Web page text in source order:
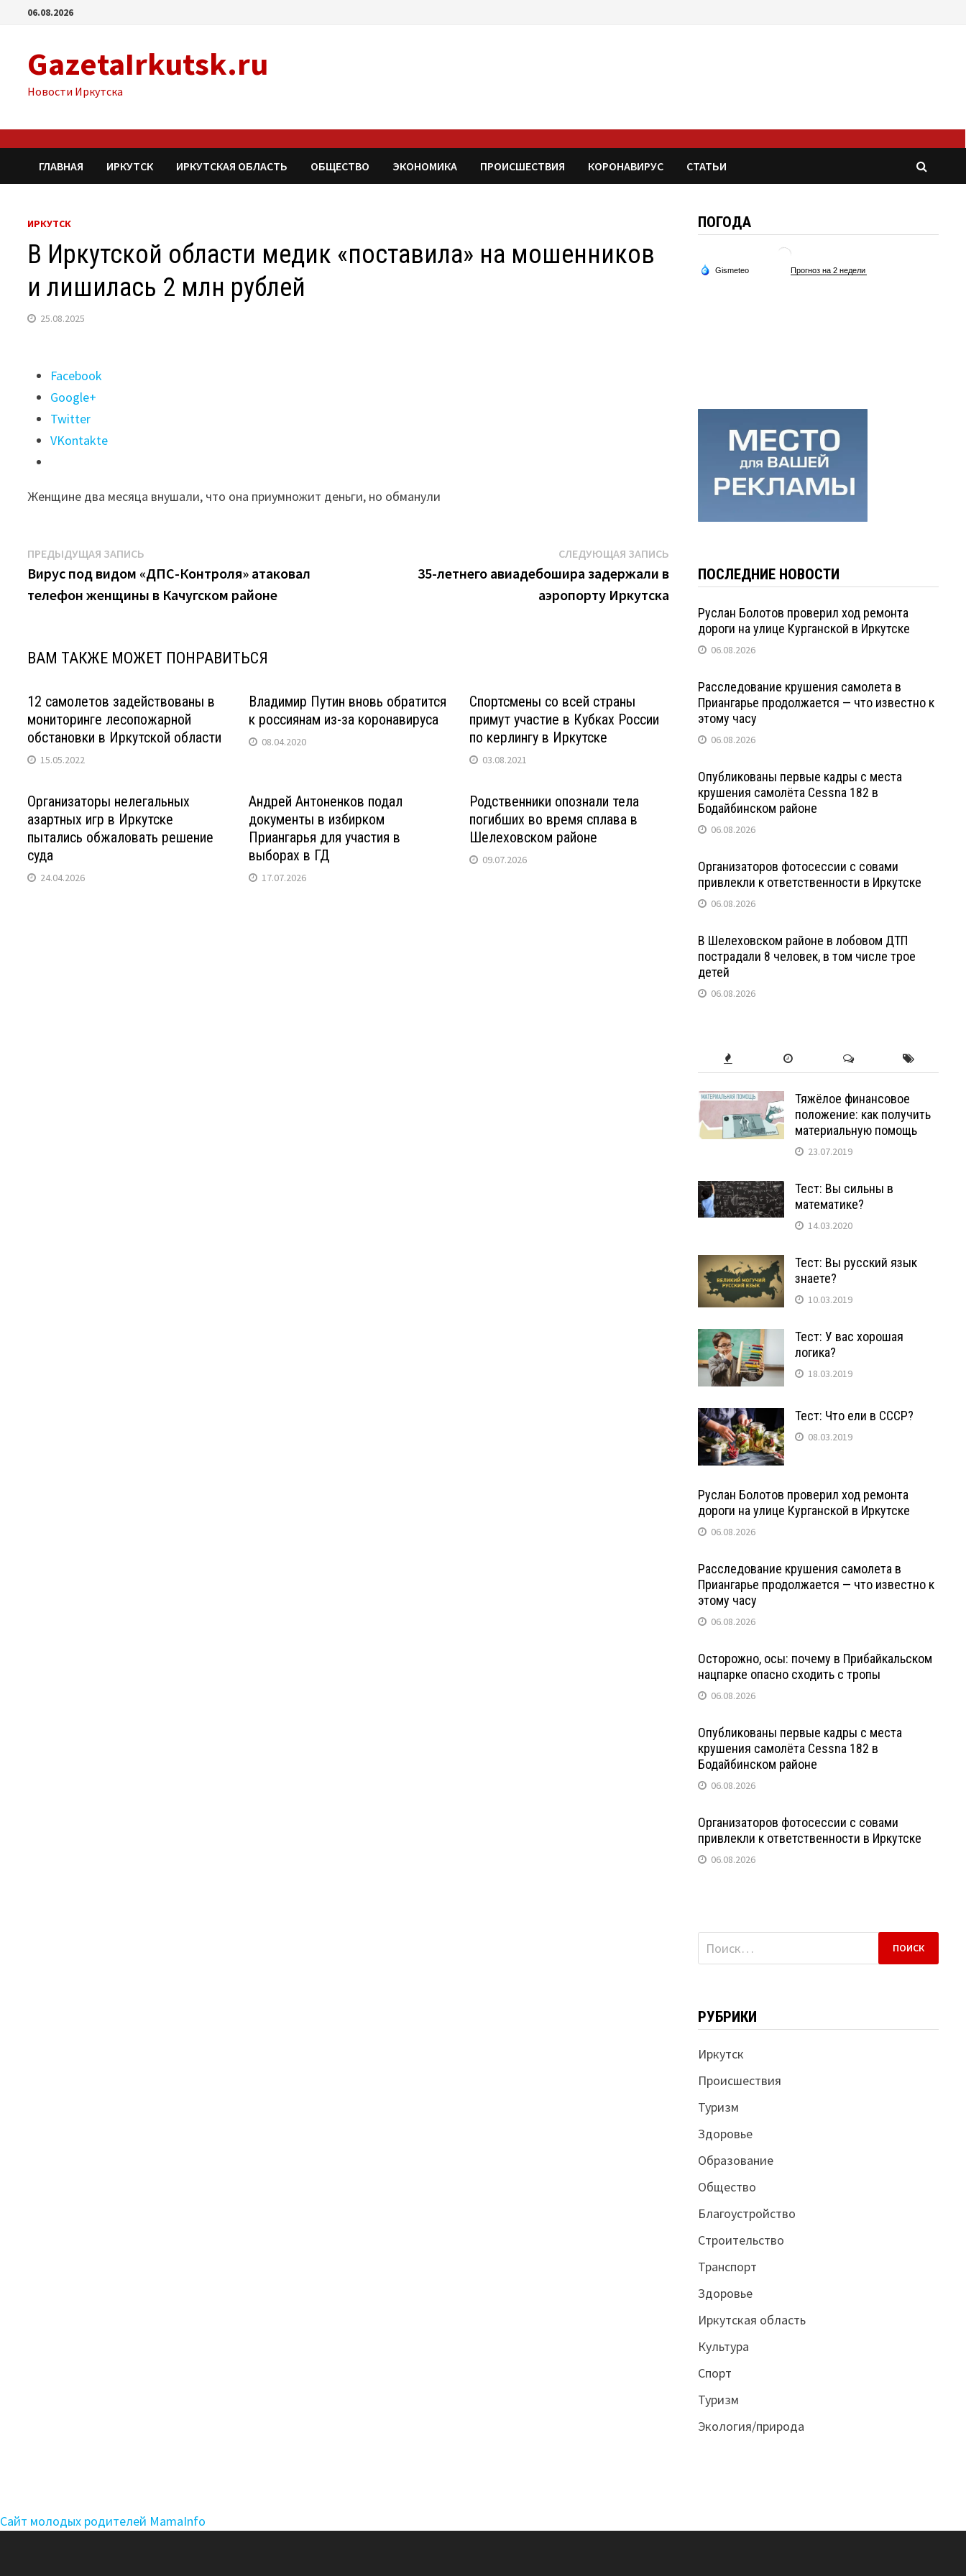
Перейти06.08.2026
GazetaIrkutsk.ru
Новости Иркутска
ГЛАВНАЯ ИРКУТСК ИРКУТСКАЯ ОБЛАСТЬ ОБЩЕСТВО ЭКОНОМИКА ПРОИСШЕСТВИЯ КОРОНАВИРУС СТАТЬИ
ИРКУТСК
В Иркутской области медик «поставила» на мошенников
и лишилась 2 млн рублей
25.08.2025
Поделиться
"В
Иркутской
области
медик
на
и
лишилась
2
Facebook
Google+
Twitter
VKontakte
Женщине два месяца внушали, что она приумножит деньги, но обманули
Навигация
по
записям
ПРЕДЫДУЩАЯ ЗАПИСЬ
запись:
Вирус под видом «ДПС-Контроля» атаковал
телефон женщины в Качугском районе
СЛЕДУЮЩАЯ ЗАПИСЬСледующая
запись:
35-летнего авиадебошира задержали в
аэропорту Иркутска
ВАМ ТАКЖЕ МОЖЕТ ПОНРАВИТЬСЯ
12 самолетов задействованы в
мониторинге лесопожарной
обстановки в Иркутской области
15.05.2022
Владимир Путин вновь обратится
к россиянам из-за коронавируса
08.04.2020
Спортсмены со всей страны
примут участие в Кубках России
по керлингу в Иркутске
03.08.2021
Организаторы нелегальных
азартных игр в Иркутске
пытались обжаловать решение
суда
24.04.2026
Андрей Антоненков подал
документы в избирком
Приангарья для участия в
выборах в ГД
17.07.2026
Родственники опознали тела
погибших во время сплава в
Шелеховском районе
09.07.2026
ПОГОДА
ПОСЛЕДНИЕ НОВОСТИ
Руслан Болотов проверил ход ремонта
дороги на улице Курганской в Иркутске
06.08.2026
Расследование крушения самолета в
Приангарье продолжается — что известно к
этому часу
06.08.2026
Опубликованы первые кадры с места
крушения самолёта Cessna 182 в
Бодайбинском районе
06.08.2026
Организаторов фотосессии с совами
привлекли к ответственности в Иркутске
06.08.2026
В Шелеховском районе в лобовом ДТП
пострадали 8 человек, в том числе трое
детей
06.08.2026
Тяжёлое финансовое
положение: как получить
материальную помощь
23.07.2019
Тест: Вы сильны в
математике?
14.03.2020
Тест: Вы русский язык
знаете?
10.03.2019
Тест: У вас хорошая
логика?
18.03.2019
Тест: Что ели в СССР?
08.03.2019
Руслан Болотов проверил ход ремонта
дороги на улице Курганской в Иркутске
06.08.2026
Расследование крушения самолета в
Приангарье продолжается — что известно к
этому часу
06.08.2026
Осторожно, осы: почему в Прибайкальском
нацпарке опасно сходить с тропы
06.08.2026
Опубликованы первые кадры с места
крушения самолёта Cessna 182 в
Бодайбинском районе
06.08.2026
Организаторов фотосессии с совами
привлекли к ответственности в Иркутске
06.08.2026
Найти:
РУБРИКИ
Иркутск
Происшествия
Туризм
Здоровье
Образование
Общество
Благоустройство
Строительство
Транспорт
Здоровье
Иркутская область
Культура
Спорт
Туризм
Экология/природа
Сайт молодых родителей MamaInfo